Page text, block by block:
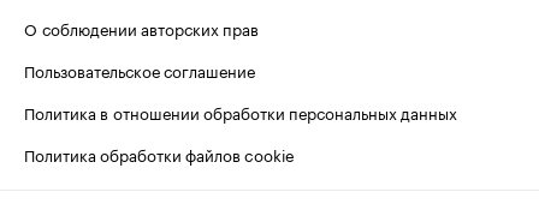
О соблюдении авторских прав
Пользовательское соглашение
Политика в отношении обработки персональных данных
Политика обработки файлов cookie